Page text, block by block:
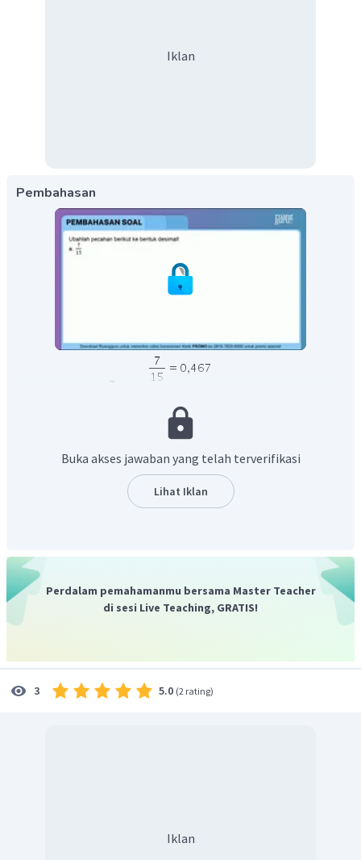
Iklan
Pembahasan
Buka akses jawaban yang telah terverifikasi
Lihat Iklan
Perdalam pemahamanmu bersama Master Teacher
di sesi Live Teaching, GRATIS!
3 5.0 (2 rating)
Iklan